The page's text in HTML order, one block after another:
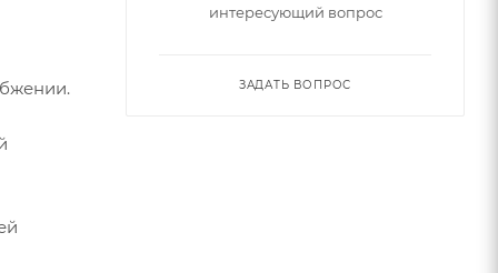
интересующий вопрос
ЗАДАТЬ ВОПРОС